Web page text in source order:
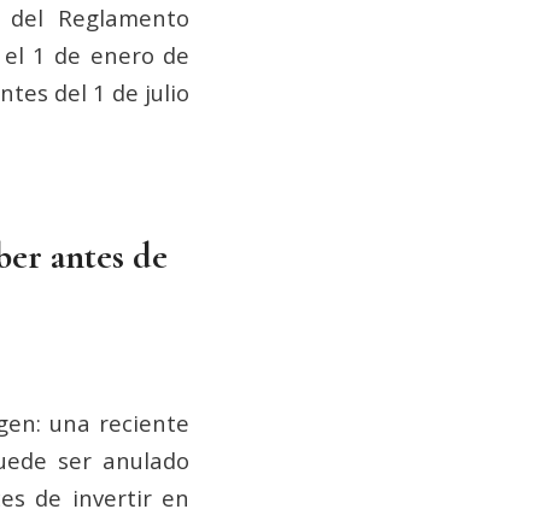
Reglamento
el 1 de enero de
del 1 de julio
antes de
una reciente
ser anulado
de invertir en